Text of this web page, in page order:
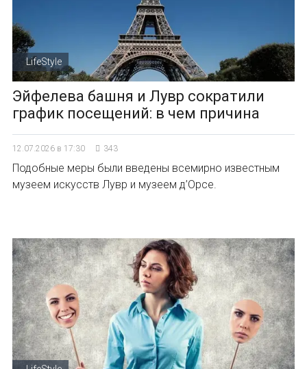
LifeStyle
Эйфелева башня и Лувр сократили
график посещений: в чем причина
12.07.2026 в 17:30 343
Подобные меры были введены всемирно известным
музеем искусств Лувр и музеем д’Орсе.